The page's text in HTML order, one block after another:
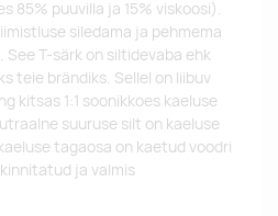
85% puuvilla ja 15% viskoosi).
siledama ja pehmema
T-särk on siltidevaba ehk
teie brändiks. Sellel on liibuv
kitsas 1:1 soonikkoes kaeluse
suuruse silt on kaeluse
tagaosa on kaetud voodri
ja valmis